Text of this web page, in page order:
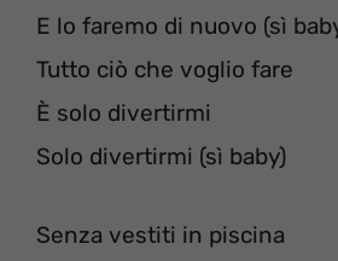
E lo faremo di nuovo (sì
Tutto ciò che voglio fare
È solo divertirmi
Solo divertirmi (sì baby)
Senza vestiti in piscina